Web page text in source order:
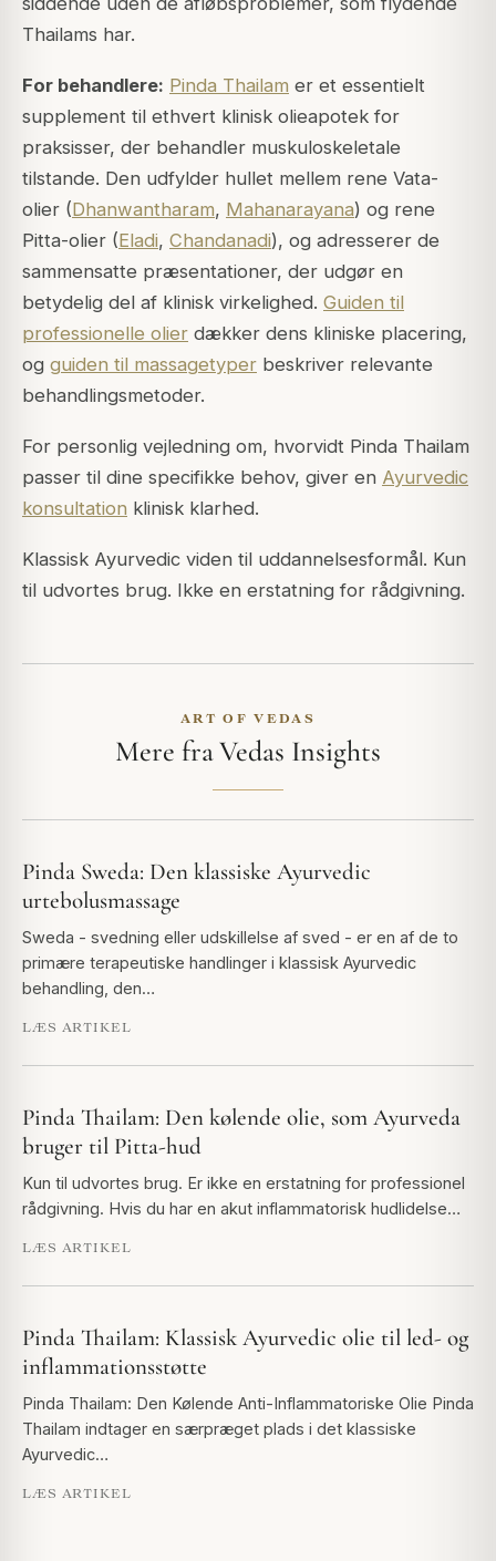
Thailams har.
For behandlere: Pinda Thailam er et essentielt
supplement til ethvert klinisk olieapotek for
praksisser, der behandler muskuloskeletale
tilstande. Den udfylder hullet mellem rene Vata-
olier (Dhanwantharam, Mahanarayana) og rene
Pitta-olier (Eladi, Chandanadi), og adresserer de
sammensatte præsentationer, der udgør en
betydelig del af klinisk virkelighed. Guiden til
professionelle olier dækker dens kliniske placering,
og guiden til massagetyper beskriver relevante
behandlingsmetoder.
For personlig vejledning om, hvorvidt Pinda Thailam
passer til dine specifikke behov, giver en Ayurvedic
konsultation klinisk klarhed.
Klassisk Ayurvedic viden til uddannelsesformål. Kun
til udvortes brug. Ikke en erstatning for rådgivning.
ART OF VEDAS
Mere fra Vedas Insights
Pinda Sweda: Den klassiske Ayurvedic
urtebolusmassage
Sweda - svedning eller udskillelse af sved - er en af de to
primære terapeutiske handlinger i klassisk Ayurvedic
behandling, den…
LÆS ARTIKEL
Pinda Thailam: Den kølende olie, som Ayurveda
bruger til Pitta-hud
Kun til udvortes brug. Er ikke en erstatning for professionel
rådgivning. Hvis du har en akut inflammatorisk hudlidelse…
LÆS ARTIKEL
Pinda Thailam: Klassisk Ayurvedic olie til led- og
inflammationsstøtte
Pinda Thailam: Den Kølende Anti-Inflammatoriske Olie Pinda
Thailam indtager en særpræget plads i det klassiske
Ayurvedic…
LÆS ARTIKEL